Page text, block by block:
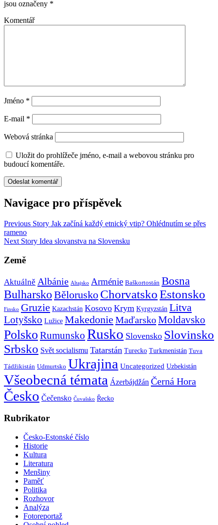
jsou označeny *
Komentář
Jméno *
E-mail *
Webová stránka
Uložit do prohlížeče jméno, e-mail a webovou stránku pro
budoucí komentáře.
Navigace pro příspěvek
Previous Story Jak začíná každý etnický vtip? Ohlédnutím se přes
rameno
Next Story Idea slovanstva na Slovensku
Země
Aktuálně Albánie Altajsko Arménie Baškortostán Bosna
Bulharsko Bělorusko ChorvatskoEstonsko
Finsko Gruzie Kazachstán Kosovo Krym Kyrgyzstán Litva
Lotyšsko Lužice Makedonie MaďarskoMoldavsko
Polsko Rumunsko Rusko Slovensko Slovinsko
Srbsko Svět socialismu Tatarstán Turecko Turkmenistán Tuva
Tádžikistán Udmurtsko Ukrajina Uncategorized Uzbekistán
Všeobecná témata Ázerbájdžán Černá Hora
Česko Čečensko Čuvašsko Řecko
Rubrikator
Česko-Estonské číslo
Historie
Kultura
Literatura
Menšiny
Paměť
Politika
Rozhovor
Analýza
Fotoreportaž